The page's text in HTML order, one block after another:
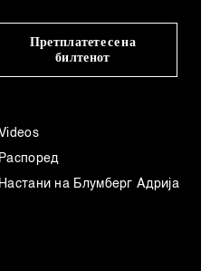
Претплатете се на
билтенот
Распоред
Настани на Блумберг Адрија